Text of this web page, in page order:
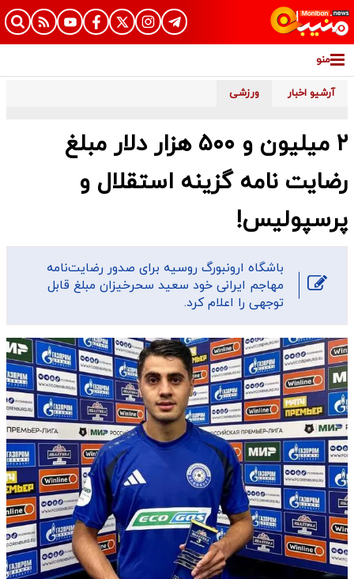
منو
آرشیو اخبار ورزشی
۲ میلیون و ۵۰۰ هزار دلار مبلغ
رضایت نامه گزینه استقلال و
پرسپولیس!
باشگاه ارونبورگ روسیه برای صدور رضایت‌نامه
مهاجم ایرانی خود سعید سحرخیزان مبلغ قابل
توجهی را اعلام کرد.